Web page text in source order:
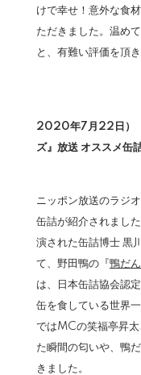
けで幸せ！意外な食
ただきました。温め
と、有難い評価を頂き
2020年7月22日）『
ズ』放送 オススメ缶
ニッポン放送のラジ
缶詰が紹介されまし
演された缶詰博士 黒
て、野田鴨の『鴨だ
は、日本缶詰協会認
缶を食している世界
ではMCの笑福亭昇
た瞬間の匂いや、鴨
きました。